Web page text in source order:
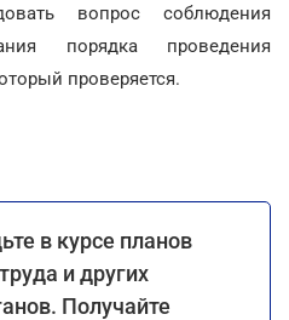
вопрос соблюдения
порядка проведения
проверяется.
в курсе планов
и других
Получайте